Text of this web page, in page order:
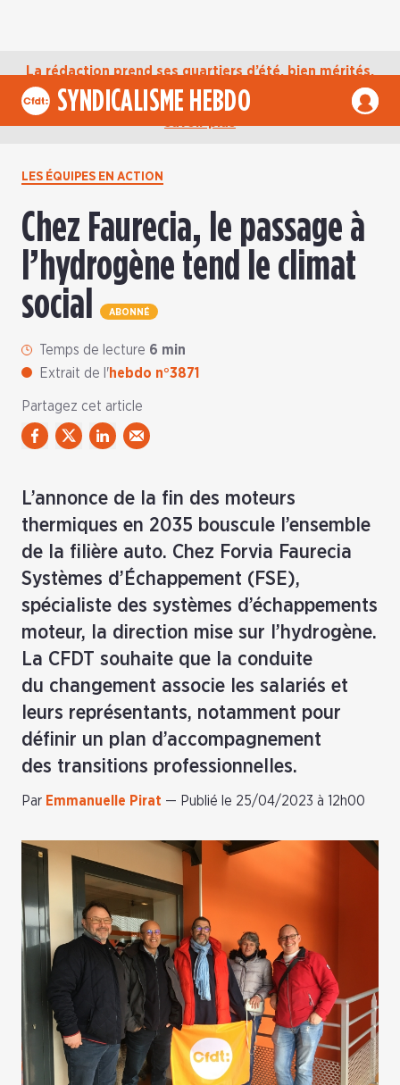
La rédaction prend ses quartiers d’été, bien mérités,
jusqu’au mardi 1er septembre. D’ici là, retrouvez
l’actualité de la CFDT sur notre compte Bluesky. En
SYNDICALISME HEBDO
LES ÉQUIPES EN ACTION
Chez Faurecia, le passage à
l’hydrogène tend le climat
social
ABONNÉ
Temps de lecture 6 min
Extrait de l'hebdo n°3871
Partagez cet article
L’annonce de la fin des moteurs
thermiques en 2035 bouscule l’ensemble
de la filière auto. Chez Forvia Faurecia
Systèmes d’Échappement (FSE),
spécialiste des systèmes d’échappements
moteur, la direction mise sur l’hydrogène.
La CFDT souhaite que la conduite
du changement associe les salariés et
leurs représentants, notamment pour
définir un plan d’accompagnement
des transitions professionnelles.
Par Emmanuelle Pirat — Publié le 25/04/2023 à 12h00